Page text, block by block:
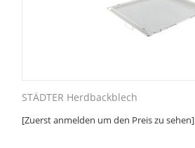
STÄDTER Herdbackblech
[Zuerst anmelden um den Preis zu sehen]